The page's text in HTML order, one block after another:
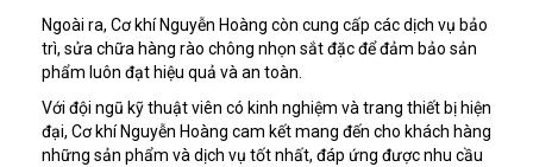
Ngoài ra, Cơ khí Nguyễn Hoàng còn cung cấp các dịch vụ bảo
trì, sửa chữa hàng rào chông nhọn sắt đặc để đảm bảo sản
phẩm luôn đạt hiệu quả và an toàn.
Với đội ngũ kỹ thuật viên có kinh nghiệm và trang thiết bị hiện
đại, Cơ khí Nguyễn Hoàng cam kết mang đến cho khách hàng
những sản phẩm và dịch vụ tốt nhất, đáp ứng được nhu cầu